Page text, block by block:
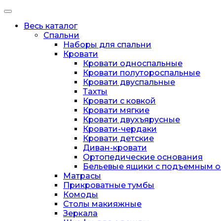
Перейти
содержимому
Переключатель
навигации
(Toggle)Весь каталог
Спальни
Наборы для спальни
Кровати
Кровати односпальные
Кровати полутороспальные
Кровати двуспальные
Тахты
Кровати с ковкой
Кровати мягкие
Кровати двухъярусные
Кровати-чердаки
Кровати детские
Диван-кровати
Ортопедические основания
Бельевые ящики с подъемным
Матрасы
Прикроватные тумбы
Комоды
Столы макияжные
Зеркала